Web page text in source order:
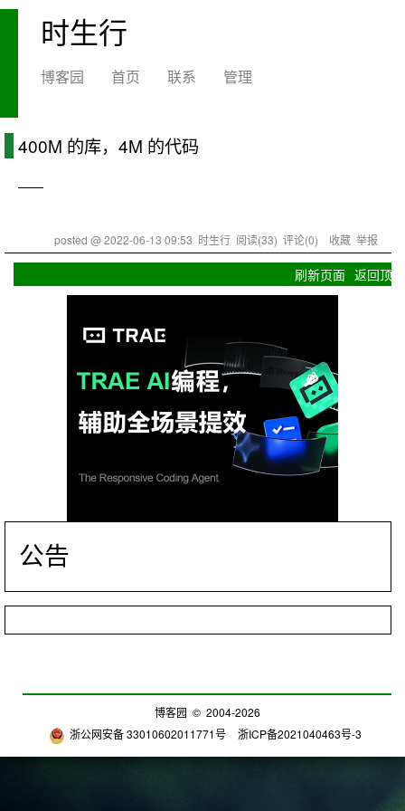
时生行
博客园 首页 联系 管理
400M 的库，4M 的代码
——
posted @2022-06-13 09:53 时生行 阅读(33) 评论(0) 收藏 举报
刷新页面 返回顶部
公告
博客园 © 2004-2026
浙公网安备 33010602011771号
浙ICP备2021040463号-3